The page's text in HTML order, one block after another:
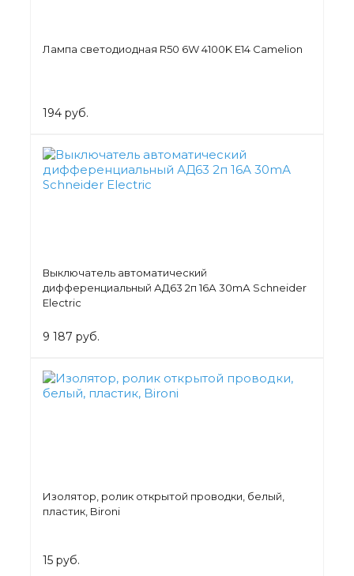
Лампа светодиодная R50 6W 4100K E14 Camelion
194 руб.
Выключатель автоматический
дифференциальный АД63 2п 16А 30mА Schneider
Electric
9 187 руб.
Изолятор, ролик открытой проводки, белый,
пластик, Bironi
15 руб.